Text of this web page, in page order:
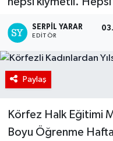
SERPİL YARAR
EDITÖR
Paylaş
Körfez Halk Eğitimi
Boyu Öğrenme
Haber Arşivi